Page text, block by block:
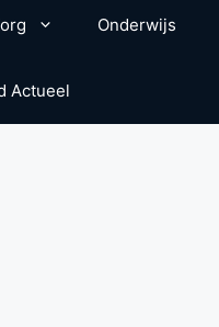
Onderwijs
Actueel